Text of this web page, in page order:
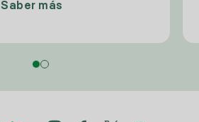
Saber más